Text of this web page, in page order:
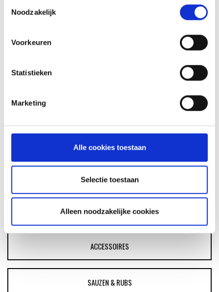
Noodzakelijk
Voorkeuren
Statistieken
Marketing
Alle cookies toestaan
Selectie toestaan
Alleen noodzakelijke cookies
RECEPT
ASSORTIMENT
BARBECUE'S
ACCESSOIRES
SAUZEN & RUBS